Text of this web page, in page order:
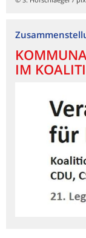
IM